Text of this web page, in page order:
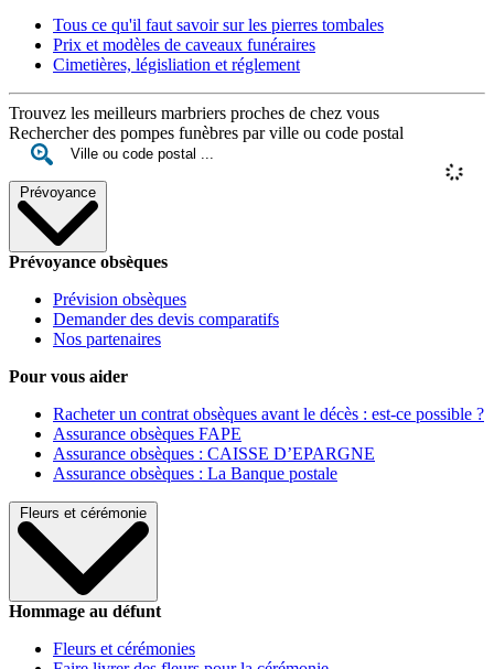
Tous ce qu'il faut savoir sur les pierres tombales
Prix et modèles de caveaux funéraires
Cimetières, législiation et réglement
Trouvez les meilleurs marbriers proches de chez vous
Rechercher des pompes funèbres par ville ou code postal
Prévoyance
Prévoyance obsèques
Prévision obsèques
Demander des devis comparatifs
Nos partenaires
Pour vous aider
Racheter un contrat obsèques avant le décès : est-ce possible ?
Assurance obsèques FAPE
Assurance obsèques : CAISSE D’EPARGNE
Assurance obsèques : La Banque postale
Fleurs et cérémonie
Hommage au défunt
Fleurs et cérémonies